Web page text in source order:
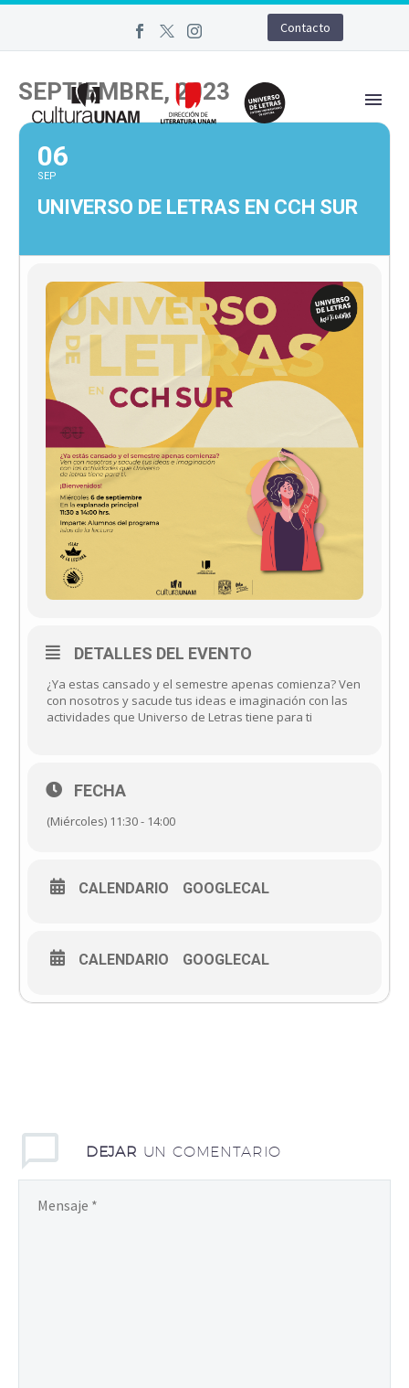
Contacto
SEPTIEMBRE, 2023
06
SEP
UNIVERSO DE LETRAS EN CCH SUR
DETALLES DEL EVENTO
¿Ya estas cansado y el semestre apenas comienza? Ven
con nosotros y sacude tus ideas e imaginación con las
actividades que Universo de Letras tiene para ti
FECHA
(Miércoles) 11:30 - 14:00
CALENDARIO GOOGLECAL
CALENDARIO GOOGLECAL
DEJAR UN COMENTARIO